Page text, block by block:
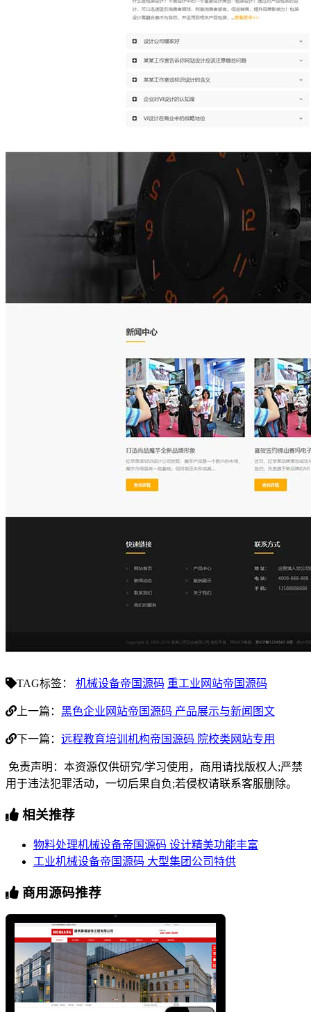
TAG标签： 机械设备帝国源码 重工业网站帝国源码
上一篇： 黑色企业网站帝国源码 产品展示与新闻图文
下一篇： 远程教育培训机构帝国源码 院校类网站专用
免责声明：本资源仅供研究/学习使用，商用请找版权人;严禁
用于违法犯罪活动，一切后果自负;若侵权请联系客服删除。
相关推荐
物料处理机械设备帝国源码 设计精美功能丰富
工业机械设备帝国源码 大型集团公司特供
商用源码推荐